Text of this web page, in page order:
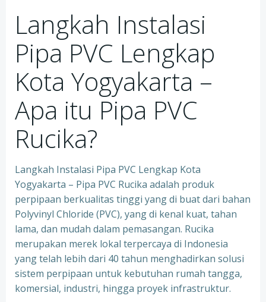
Langkah Instalasi
Pipa PVC Lengkap
Kota Yogyakarta –
Apa itu Pipa PVC
Rucika?
Langkah Instalasi Pipa PVC Lengkap Kota
Yogyakarta – Pipa PVC Rucika adalah produk
perpipaan berkualitas tinggi yang di buat dari bahan
Polyvinyl Chloride (PVC), yang di kenal kuat, tahan
lama, dan mudah dalam pemasangan. Rucika
merupakan merek lokal terpercaya di Indonesia
yang telah lebih dari 40 tahun menghadirkan solusi
sistem perpipaan untuk kebutuhan rumah tangga,
komersial, industri, hingga proyek infrastruktur.